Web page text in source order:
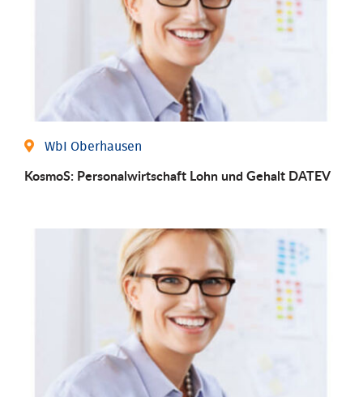
WbI Oberhausen
KosmoS: Personalwirtschaft Lohn und Gehalt DATEV